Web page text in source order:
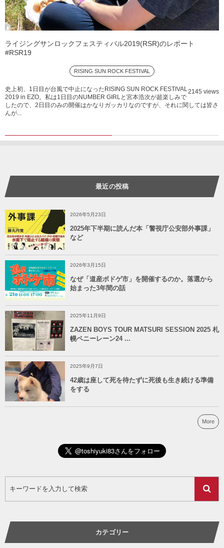
ライジングサンロックフェスティバル2019(RSR)のレポート
#RSR19
RISING SUN ROCK FESTIVAL
2145 views
史上初、1日目が台風で中止になったRISING SUN ROCK FESTIVAL
2019 in EZO。私は1日目のNUMBER GIRLと宮本浩次が超楽しみで
したので、2日目のみの開催はかなりガッカリなのですが、それに関しては皆さ
んが...
最近の投稿
2026年5月23日
2025年下半期に読んだ本「警視庁公安部外事課」
など
2026年3月15日
なぜ「道産ボドゲ市」を開催するのか。落選から
始まった3年間の話
2025年11月9日
ZAZEN BOYS TOUR MATSURI SESSION 2025 札
幌ペニーレーン24 ...
2025年9月7日
42歳は座して死を待たずに死後も生き続ける準備
をする
More
カテゴリー